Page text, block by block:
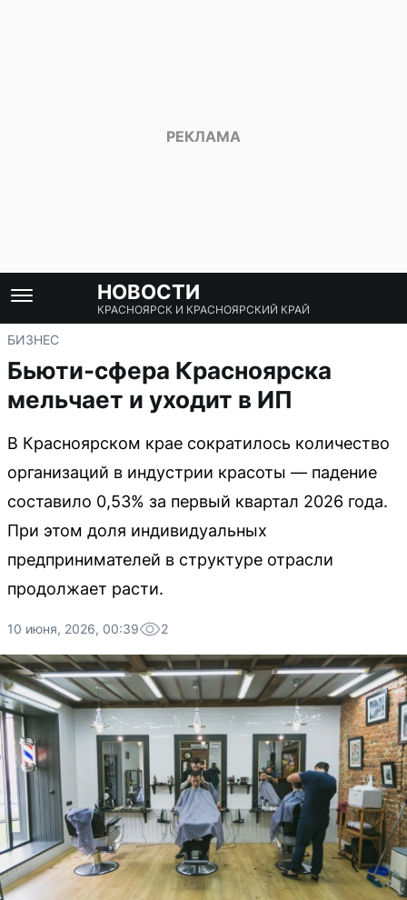
НОВОСТИ
КРАСНОЯРСК И КРАСНОЯРСКИЙ КРАЙ
БИЗНЕС
Бьюти-сфера Красноярска
мельчает и уходит в ИП
В Красноярском крае сократилось количество
организаций в индустрии красоты — падение
составило 0,53% за первый квартал 2026 года.
При этом доля индивидуальных
предпринимателей в структуре отрасли
продолжает расти.
10 июня, 2026, 00:39 2